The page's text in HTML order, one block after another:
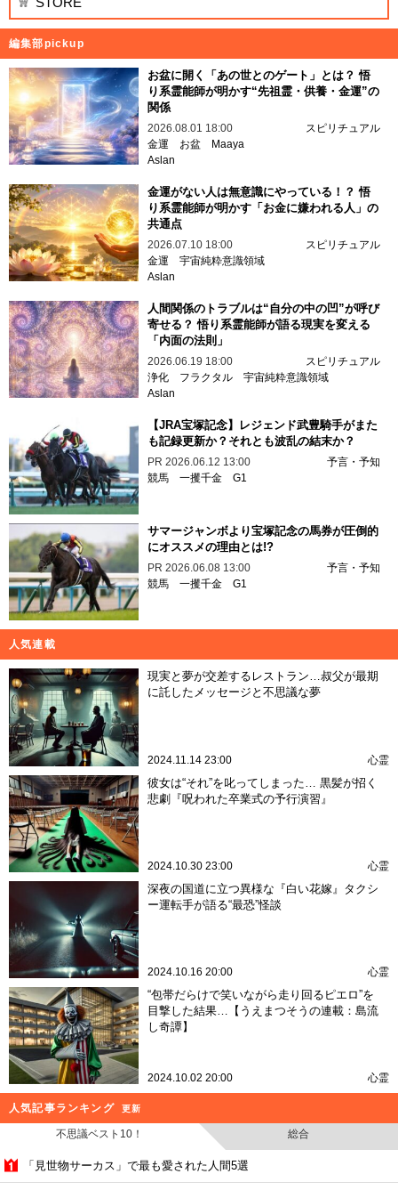
編集部pickup
お盆に開く「あの世とのゲート」とは？ 悟
り系霊能師が明かす“先祖霊・供養・金運”の
関係
2026.08.01 18:00
スピリチュアル
金運
お盆
Maaya
Aslan
金運がない人は無意識にやっている！？ 悟
り系霊能師が明かす「お金に嫌われる人」の
共通点
2026.07.10 18:00
スピリチュアル
金運 宇宙純粋意識領域
Aslan
人間関係のトラブルは“自分の中の凹”が呼び
寄せる？ 悟り系霊能師が語る現実を変える
「内面の法則」
2026.06.19 18:00
スピリチュアル
浄化
フラクタル 宇宙純粋意識領域
Aslan
【JRA宝塚記念】レジェンド武豊騎手がまた
も記録更新か？それとも波乱の結末か？
PR 2026.06.12 13:00
予言・予知
競馬 一攫千金 G1
サマージャンボより宝塚記念の馬券が圧倒的
にオススメの理由とは!?
PR 2026.06.08 13:00
予言・予知
競馬 一攫千金 G1
人気連載
現実と夢が交差するレストラン…叔父が最期
に託したメッセージと不思議な夢
2024.11.14 23:00 心霊
彼女は“それ”を叱ってしまった… 黒髪が招く
悲劇『呪われた卒業式の予行演習』
2024.10.30 23:00 心霊
深夜の国道に立つ異様な『白い花嫁』タクシ
ー運転手が語る“最恐”怪談
2024.10.16 20:00 心霊
“包帯だらけで笑いながら走り回るピエロ”を
目撃した結果…【うえまつそうの連載：島流
し奇譚】
2024.10.02 20:00 心霊
人気記事ランキング 更新
不思議ベスト10！ 総合
「見世物サーカス」で最も愛された人間5選